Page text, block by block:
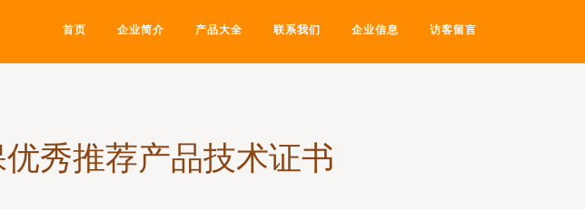
首页 企业简介 产品大全 联系我们 企业信息 访客留言
秀推荐产品技术证书